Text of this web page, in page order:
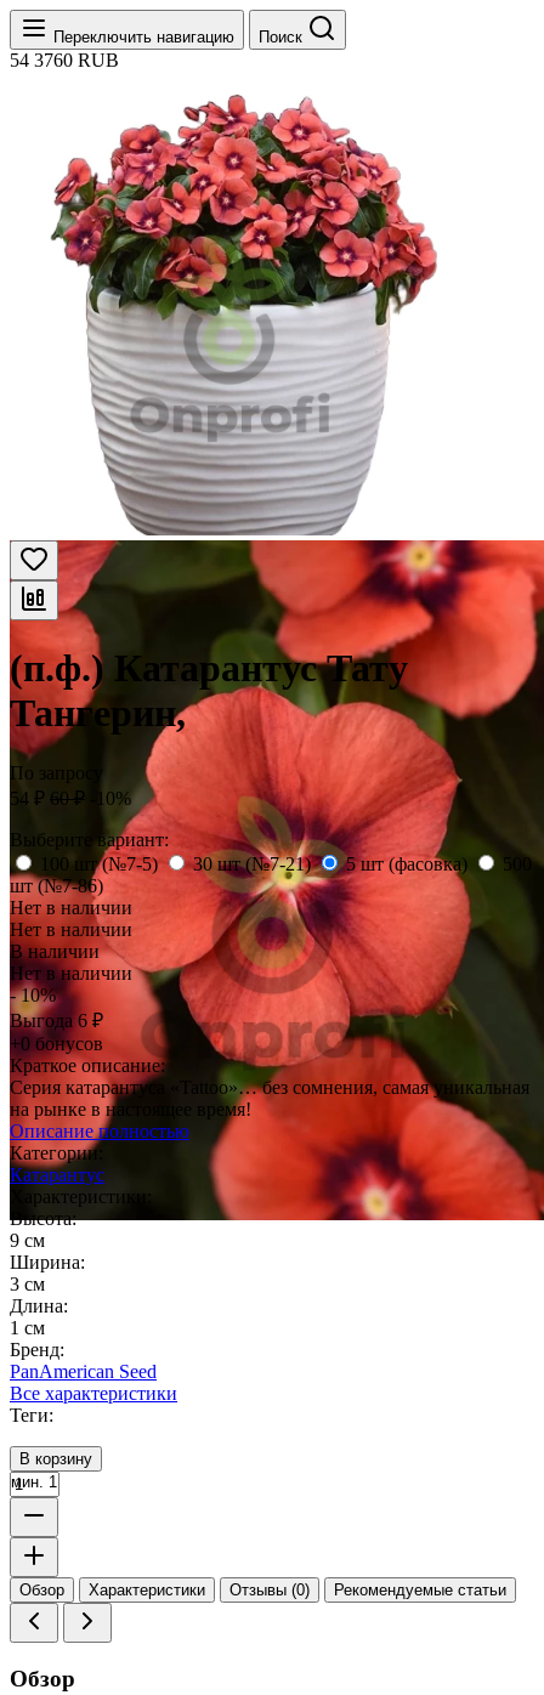
Переключить навигацию Поиск
54 3760 RUB
(п.ф.) Катарантус Тату
Тангерин,
По запросу
54 ₽ 60 ₽
-10%
Выберите вариант:
100 шт (№7-5)
30 шт (№7-21) 5 шт (фасовка)
500
шт (№7-86)
Нет в наличии
Нет в наличии
В наличии
Нет в наличии
- 10%
Выгода 6 ₽
+0 бонусов
Краткое описание:
​Серия катарантуса «Tattoo»… без сомнения, самая уникальная
на рынке в настоящее время!
Описание полностью
Категории:
Катарантус
Характеристики:
Высота:
9 см
Ширина:
3 см
Длина:
1 см
Бренд:
PanAmerican Seed
Все характеристики
Теги:
В корзину
мин. 1
Обзор Характеристики Отзывы (0) Рекомендуемые статьи
Обзор